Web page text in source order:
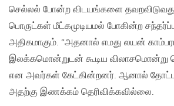
செல்லல் போன்ற விடயங்களை
பொருட்கள் மீட்கமுடியமல் போகின்ற
அதிகமாகும். “அதனால் எமது லயன்
இலக்கமொன்றுடன் கூடிய விலாசமொன்று
என அவர்கள் கேட்கின்றனர். ஆனால்
அதற்கு இணக்கம் தெரிவிக்கவில்லை.